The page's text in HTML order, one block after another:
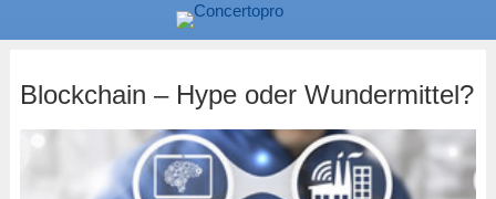
Blockchain – Hype oder Wundermittel?